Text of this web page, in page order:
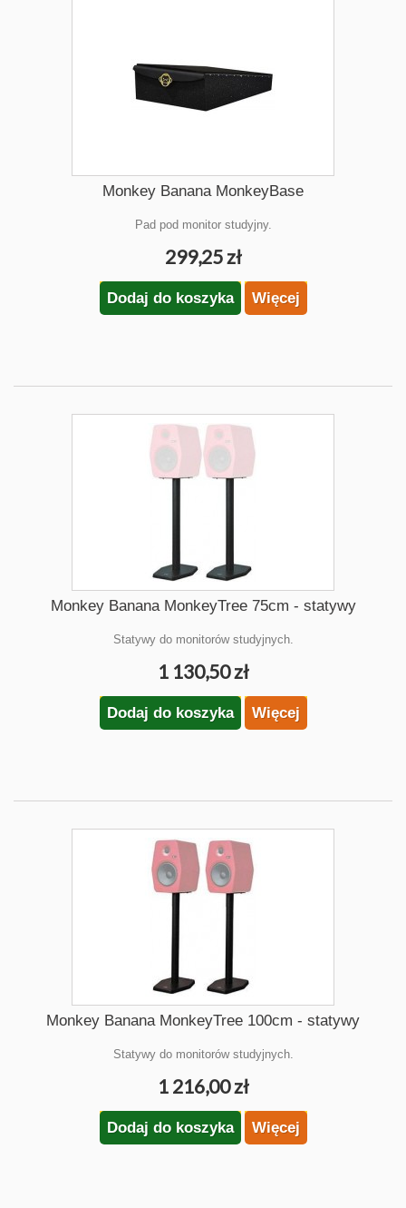
Monkey Banana MonkeyBase
Pad pod monitor studyjny.
299,25 zł
Dodaj do koszyka Więcej
Monkey Banana MonkeyTree 75cm - statywy
Statywy do monitorów studyjnych.
1 130,50 zł
Dodaj do koszyka Więcej
Monkey Banana MonkeyTree 100cm - statywy
Statywy do monitorów studyjnych.
1 216,00 zł
Dodaj do koszyka Więcej